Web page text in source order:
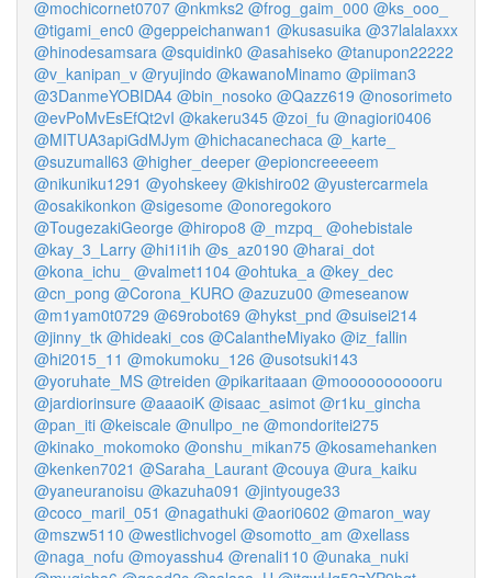
@mochicornet0707 @nkmks2 @frog_gaim_000 @ks_ooo_
@tigami_enc0 @geppeichanwan1 @kusasuika @37lalalaxxx
@hinodesamsara @squidink0 @asahiseko @tanupon22222
@v_kanipan_v @ryujindo @kawanoMinamo @piiman3
@3DanmeYOBIDA4 @bin_nosoko @Qazz619 @nosorimeto
@evPoMvEsEfQt2vI @kakeru345 @zoi_fu @nagiori0406
@MITUA3apiGdMJym @hichacanechaca @_karte_
@suzumall63 @higher_deeper @epioncreeeeem
@nikuniku1291 @yohskeey @kishiro02 @yustercarmela
@osakikonkon @sigesome @onoregokoro
@TougezakiGeorge @hiropo8 @_mzpq_
@ohebistale
@kay_3_Larry @hi1i1ih @s_az0190 @harai_dot
@kona_ichu_
@valmet1104 @ohtuka_a @key_dec
@cn_pong @Corona_KURO @azuzu00 @meseanow
@m1yam0t0729 @69robot69 @hykst_pnd @suisei214
@jinny_tk @hideaki_cos @CalantheMiyako @iz_fallin
@hi2015_11 @mokumoku_126 @usotsuki143
@yoruhate_MS @treiden @pikaritaaan @mooooooooooru
@jardiorinsure @aaaoiK @isaac_asimot @r1ku_gincha
@pan_iti @keiscale @nullpo_ne @mondoritei275
@kinako_mokomoko @onshu_mikan75 @kosamehanken
@kenken7021 @Saraha_Laurant @couya @ura_kaiku
@yaneuranoisu @kazuha091 @jintyouge33
@coco_maril_051 @nagathuki @aori0602 @maron_way
@mszw5110 @westlichvogel @somotto_am @xellass
@naga_nofu @moyasshu4 @renali110 @unaka_nuki